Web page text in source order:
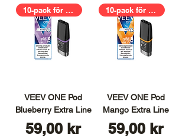
10-pack för 399,00kr
VEEV ONE Pod
Blueberry Extra Line
Pris
59,00 kr
10-pack för 399,00kr
VEEV ONE Pod
Mango Extra Line
Pris
59,00 kr